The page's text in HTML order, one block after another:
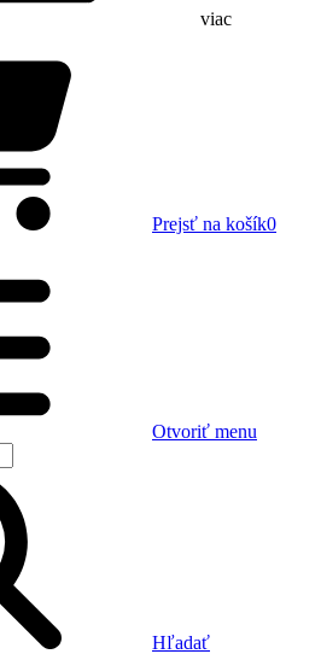
viac
Prejsť na košík0
Otvoriť menu
Hľadať